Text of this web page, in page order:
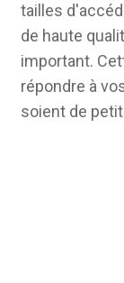
tailles
de haute
important.
répondre à
soient de